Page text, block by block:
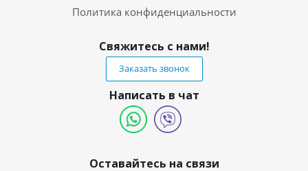
Политика конфиденциальности
Свяжитесь с нами!
Заказать звонок
Написать в чат
Оставайтесь на связи